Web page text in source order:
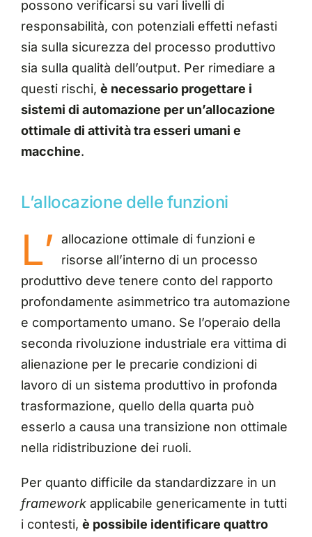
possono verificarsi su vari livelli di
responsabilità, con potenziali effetti nefasti
sia sulla sicurezza del processo produttivo
sia sulla qualità dell’output. Per rimediare a
questi rischi, è necessario progettare i
sistemi di automazione per un’allocazione
ottimale di attività tra esseri umani e
macchine.
L’allocazione delle funzioni
L’ allocazione ottimale di funzioni e
risorse all’interno di un processo
produttivo deve tenere conto del rapporto
profondamente asimmetrico tra automazione
e comportamento umano. Se l’operaio della
seconda rivoluzione industriale era vittima di
alienazione per le precarie condizioni di
lavoro di un sistema produttivo in profonda
trasformazione, quello della quarta può
esserlo a causa una transizione non ottimale
nella ridistribuzione dei ruoli.
Per quanto difficile da standardizzare in un
frameworkapplicabile genericamente in tutti
i contesti, è possibile identificare quattro